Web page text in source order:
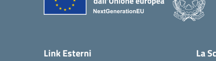
Link Esterni La